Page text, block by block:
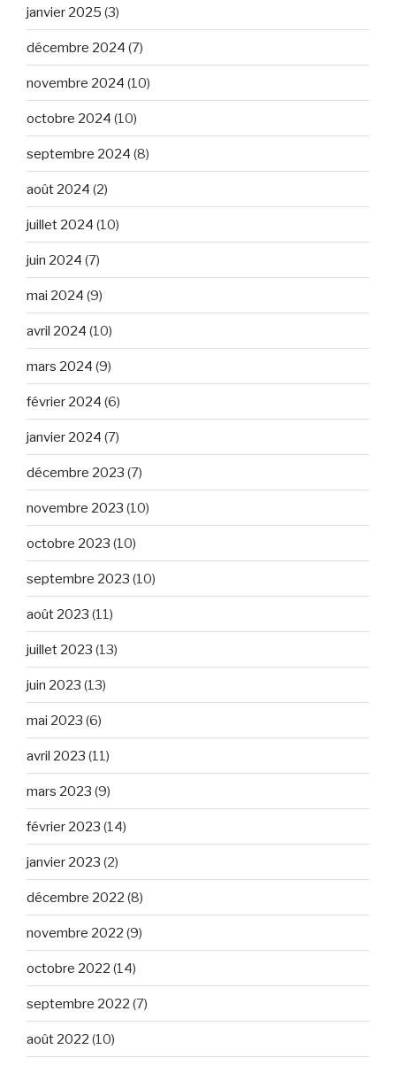
janvier 2025 (3)
décembre 2024 (7)
novembre 2024 (10)
octobre 2024 (10)
septembre 2024 (8)
août 2024 (2)
juillet 2024 (10)
juin 2024 (7)
mai 2024 (9)
avril 2024 (10)
mars 2024 (9)
février 2024 (6)
janvier 2024 (7)
décembre 2023 (7)
novembre 2023 (10)
octobre 2023 (10)
septembre 2023 (10)
août 2023 (11)
juillet 2023 (13)
juin 2023 (13)
mai 2023 (6)
avril 2023 (11)
mars 2023 (9)
février 2023 (14)
janvier 2023 (2)
décembre 2022 (8)
novembre 2022 (9)
octobre 2022 (14)
septembre 2022 (7)
août 2022 (10)